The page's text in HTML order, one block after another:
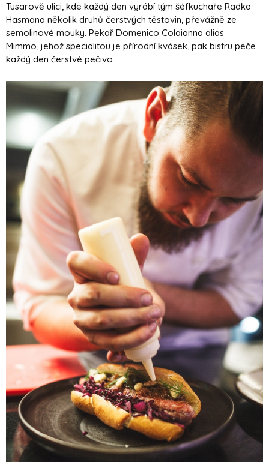
Tusarově ulici, kde každý den vyrábí tým šéfkuchaře Radka
Hasmana několik druhů čerstvých těstovin, převážně ze
semolinové mouky. Pekař Domenico Colaianna alias
Mimmo, jehož specialitou je přírodní kvásek, pak bistru peče
každý den čerstvé pečivo.